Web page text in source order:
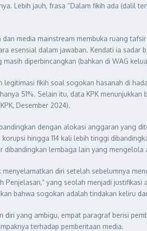
Lebih jauh, frasa “Dalam fikih ada (dalil
media mainstream membuka ruang
esensial dalam jawaban. Kendati ia
diperbincangkan (bahkan di WAG
fikih soal sogokan hasanah di
51%. Selain itu, data KPK
Desember 2024).
dengan alokasi anggaran yang
hingga 114 kali lebih tinggi
dibandingkan lembaga lain yang
menyelamatkan diri setelah sebelumnya
yang seolah menjadi
bahwa sogokan adalah tindakan keliru
yang ambigu, empat paragraf berisi
terhadap pemberitaan media.